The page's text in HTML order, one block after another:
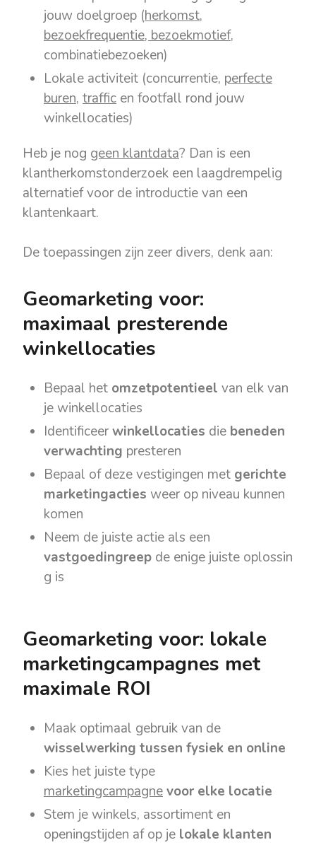
jouw doelgroep (herkomst,
bezoekfrequentie, bezoekmotief,
combinatiebezoeken)
Lokale activiteit (concurrentie, perfecte
buren, traffic en footfall rond jouw
winkellocaties)
Heb je nog geen klantdata? Dan is een
klantherkomstonderzoek een laagdrempelig
alternatief voor de introductie van een
klantenkaart.
De toepassingen zijn zeer divers, denk aan:
Geomarketing voor:
maximaal presterende
winkellocaties
Bepaal het omzetpotentieel van elk van
je winkellocaties
Identificeerwinkellocaties die beneden
verwachting presteren
Bepaal of deze vestigingen met gerichte
marketingacties weer op niveau kunnen
komen
Neem de juiste actie als een
vastgoedingreep de enige juiste oplossin
g is
Geomarketing voor: lokale
marketingcampagnes met
maximale ROI
Maak optimaal gebruik van de
wisselwerking tussen fysiek en online
Kies het juiste type
marketingcampagnevoor elke locatie
Stem je winkels, assortiment en
openingstijden af op je lokale klanten